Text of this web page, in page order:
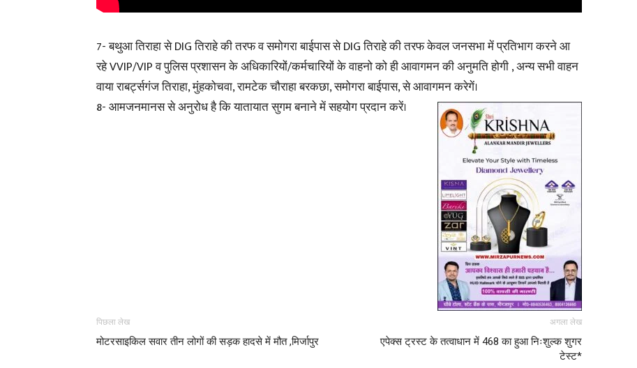
7- बथुआ तिराहा से DIG तिराहे की तरफ व समोगरा बाईपास से DIG तिराहे की तरफ केवल जनसभा में प्रतिभाग करने आ
रहे VVIP/VIP व पुलिस प्रशासन के अधिकारियों/कर्मचारियों के वाहनो को ही आवागमन की अनुमति होगी , अन्य सभी वाहन
वाया राबर्ट्सगंज तिराहा, मुंहकोचवा, रामटेक चौराहा बरकछा, समोगरा बाईपास, से आवागमन करेगें।
8- आमजनमानस से अनुरोध है कि यातायात सुगम बनाने में सहयोग प्रदान करें।
पिछला लेख
मोटरसाइकिल सवार तीन लोगों की सड़क हादसे में मौत ,मिर्जापुर
अगला लेख
एपेक्स ट्रस्ट के तत्वाधान में 468 का हुआ निःशुल्क शुगर
टेस्ट*